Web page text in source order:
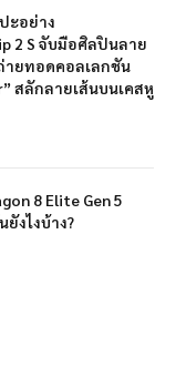
ะอย่าง
2 S จับมือศิลปินลาย
ายทอดคอลเลกชัน
สลักลายเส้นบนเคสหู
8 Elite Gen 5
งไงบ้าง?